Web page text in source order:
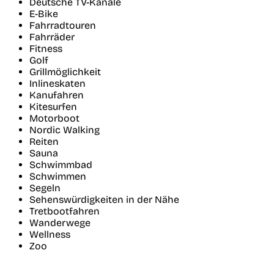
E-Bike
Fahrradtouren
Fahrräder
Fitness
Golf
Grillmöglichkeit
Inlineskaten
Kanufahren
Kitesurfen
Motorboot
Nordic Walking
Reiten
Sauna
Schwimmbad
Schwimmen
Segeln
Sehenswürdigkeiten in der Nähe
Tretbootfahren
Wanderwege
Wellness
Zoo